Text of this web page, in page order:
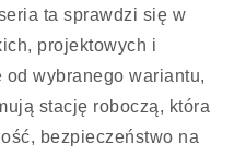
ta sprawdzi się w
projektowych i
wybranego wariantu,
stację roboczą, która
bezpieczeństwo na